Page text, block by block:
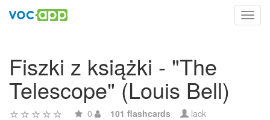
Fiszki z książki - "The
Telescope" (Louis Bell)
0 101 flashcards lack